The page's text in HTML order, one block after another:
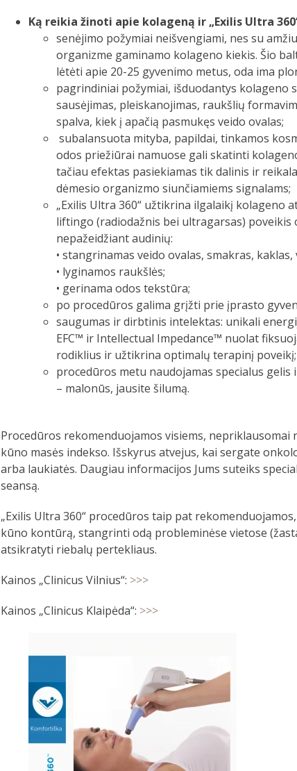
Ką reikia žinoti apie kolageną ir „Exilis Ultra
senėjimo požymiai neišvengiami, nes su
organizme gaminamo kolageno kiekis. Šio
lėtėti apie 20-25 gyvenimo metus, oda ima
pagrindiniai požymiai, išduodantys kolageno
sausėjimas, pleiskanojimas, raukšlių
spalva, kiek į apačią pasmukęs veido ovalas;
subalansuota mityba, papildai, tinkamos
odos priežiūrai namuose gali skatinti
tačiau efektas pasiekiamas tik dalinis ir
dėmesio organizmo siunčiamiems signalams;
„Exilis Ultra 360“ užtikrina ilgalaikį kolageno
liftingo (radiodažnis bei ultragarsas) poveikis
nepažeidžiant audinių:
• stangrinamas veido ovalas, smakras, kaklas,
• lyginamos raukšlės;
• gerinama odos tekstūra;
po procedūros galima grįžti prie įprasto
saugumas ir dirbtinis intelektas: unikali
EFC™ ir Intellectual Impedance™ nuolat
rodiklius ir užtikrina optimalų terapinį poveikį;
procedūros metu naudojamas specialus
– malonūs, jausite šilumą.
Procedūros rekomenduojamos visiems, nepriklausomai
kūno masės indekso. Išskyrus atvejus, kai sergate
arba laukiatės. Daugiau informacijos Jums suteiks
seansą.
„Exilis Ultra 360“ procedūros taip pat
kūno kontūrą, stangrinti odą probleminėse vietose
atsikratyti riebalų pertekliaus.
Kainos „Clinicus Vilnius“: >>>
Kainos „Clinicus Klaipėda“: >>>